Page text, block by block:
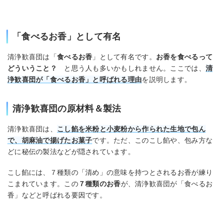
「食べるお香」として有名
清浄歓喜団は「食べるお香 」として有名です。 お香を食べるって
どういうこと？
と思う人も多いかもしれません。ここでは、 清
浄歓喜団が「食べるお香」と呼ばれる理由を説明します。
清浄歓喜団の原材料＆製法
清浄歓喜団は、 こし餡を米粉と小麦粉から作られた生地で包ん
で、胡麻油で揚げたお菓子です。ただ、このこし餡や、包み方な
どに秘伝の製法などが隠されています。
こし餡には、７種類の「清め」の意味を持つとされるお香が練り
こまれています。この７種類のお香が、清浄歓喜団が「食べるお
香」などと呼ばれる要因です。